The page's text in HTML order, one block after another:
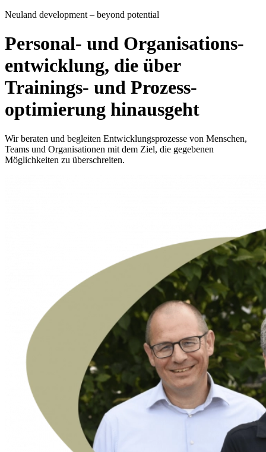
Neuland development – beyond potential
Personal- und Orga­ni­sa­ti­ons­
entwicklung, die über
Trainings- und Prozess­
optimierung hinausgeht
Wir beraten und begleiten Entwicklungsprozesse von Menschen,
Teams und Organisationen mit dem Ziel, die gegebenen
Möglichkeiten zu überschreiten.